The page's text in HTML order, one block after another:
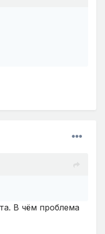
В чём проблема